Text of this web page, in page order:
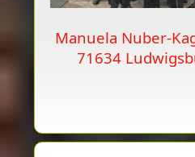
Manuela Nuber-
71634